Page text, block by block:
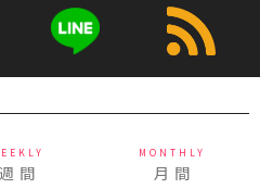
週 間
MONTHLY
月 間